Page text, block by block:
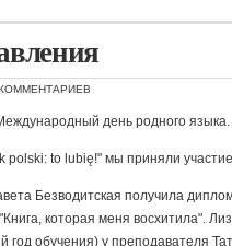
день родного языка.
polski: to lubię!" мы приняли
Безводитская получила
которая меня восхитила".
год обучения) у преподавателя